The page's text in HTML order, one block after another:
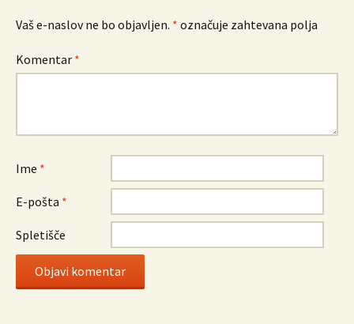
Vaš e-naslov ne bo objavljen. * označuje zahtevana polja
Komentar *
Ime *
E-pošta *
Spletišče